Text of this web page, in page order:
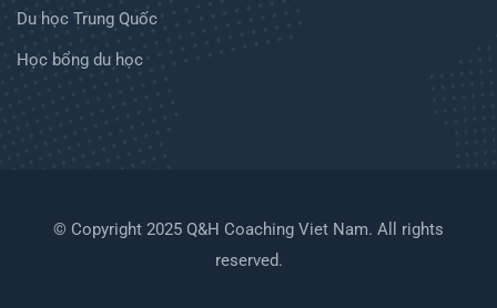
Du học Trung Quốc
Học bổng du học
© Copyright 2025 Q&H Coaching Viet Nam. All rights
reserved.